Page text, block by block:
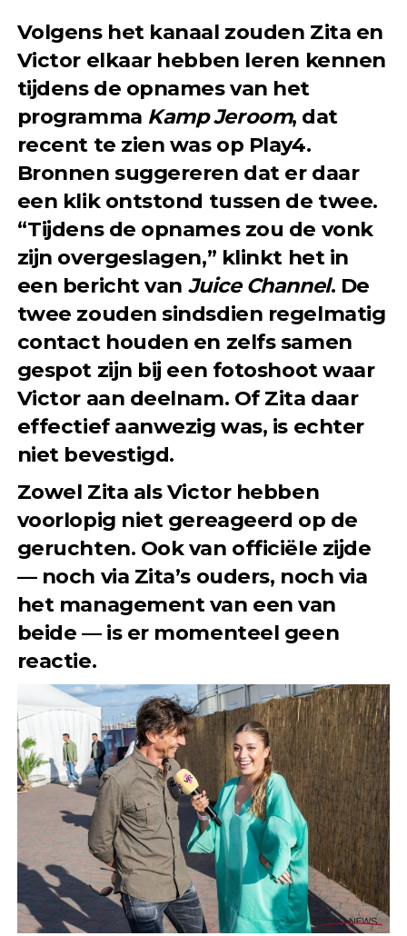
Volgens het kanaal zouden Zita en
Victor elkaar hebben leren kennen
tijdens de opnames van het
programma Kamp Jeroom, dat
recent te zien was op Play4.
Bronnen suggereren dat er daar
een klik ontstond tussen de twee.
“Tijdens de opnames zou de vonk
zijn overgeslagen,” klinkt het in
een bericht van Juice Channel. De
twee zouden sindsdien regelmatig
contact houden en zelfs samen
gespot zijn bij een fotoshoot waar
Victor aan deelnam. Of Zita daar
effectief aanwezig was, is echter
niet bevestigd.
Zowel Zita als Victor hebben
voorlopig niet gereageerd op de
geruchten. Ook van officiële zijde
— noch via Zita’s ouders, noch via
het management van een van
beide — is er momenteel geen
reactie.